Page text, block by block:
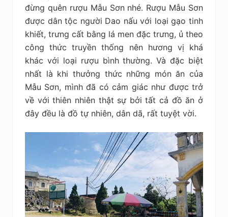
đừng quên rượu Mẫu Sơn nhé. Rượu Mẫu Sơn
được dân tộc người Dao nấu với loại gạo tinh
khiết, trưng cất bằng lá men đặc trưng, ủ theo
công thức truyền thống nên hương vị khá
khác với loại rượu bình thường. Và đặc biệt
nhất là khi thưởng thức những món ăn của
Mẫu Sơn, mình đã có cảm giác như được trở
về với thiên nhiên thật sự bởi tất cả đồ ăn ở
đây đều là đồ tự nhiên, dân dã, rất tuyệt vời.